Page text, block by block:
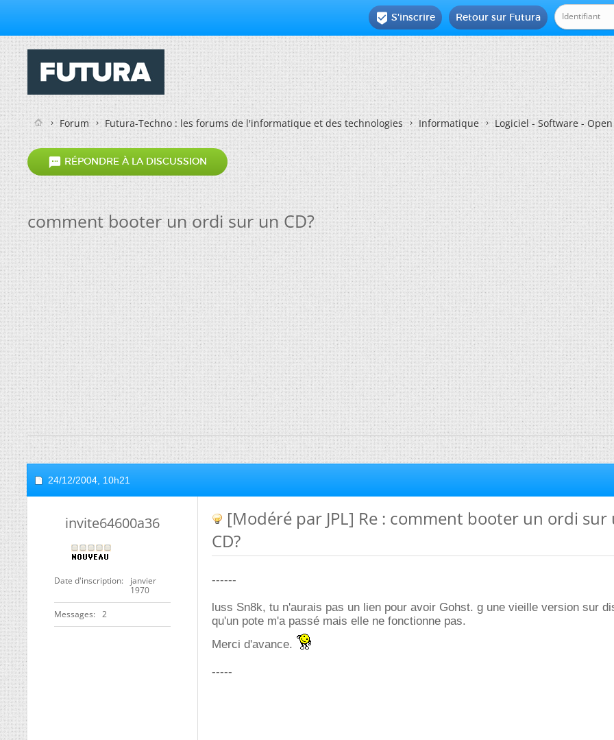
Retour sur Futura
 S'inscrire
Forum Futura-Techno : les forums de l'informatique et des technologies Informatique Logiciel - Software -
 RÉPONDRE À LA DISCUSSION
comment booter un ordi sur un CD?
24/12/2004, 10h21
invite64600a36
Date d'inscription
janvier
1970
Messages 2
[Modéré par JPL] Re : comment booter un ordi sur
CD?
------
luss Sn8k, tu n'aurais pas un lien pour avoir Gohst. g une vieille version sur
qu'un pote m'a passé mais elle ne fonctionne pas.
Merci d'avance.
-----